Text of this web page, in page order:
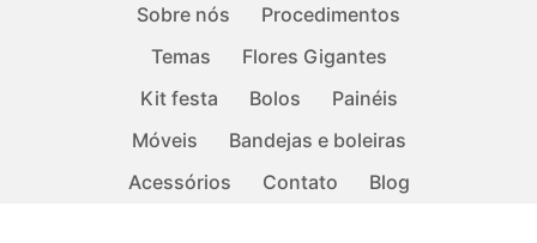
Sobre nós
Procedimentos
Temas
Flores Gigantes
Kit festa
Bolos
Painéis
Móveis
Bandejas e boleiras
Acessórios
Contato Blog